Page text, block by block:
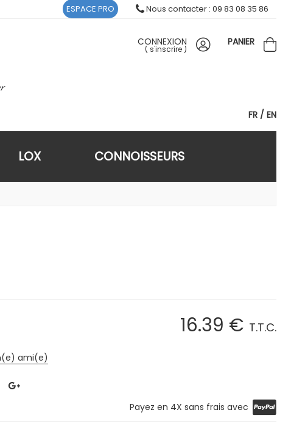
FR EN
CONNEXION
( s'inscrire )
PANIER
LOX CONNOISSEURS
16.39 € T.T.C.
ami(e)
Payez en 4X sans frais avec
ESPACE PRO Nous contacter : 09 83 08 35 86